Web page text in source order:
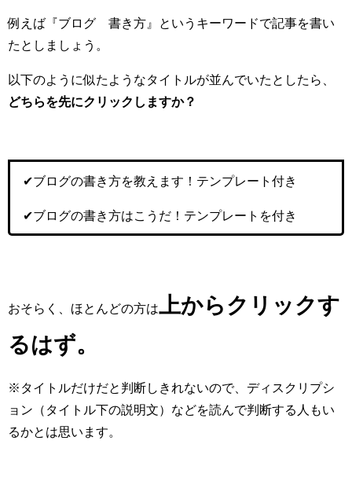
例えば『ブログ 書き方』というキーワードで記事を書い
たとしましょう。
以下のように似たようなタイトルが並んでいたとしたら、
どちらを先にクリックしますか？
✔︎ブログの書き方を教えます！テンプレート付き
✔︎ブログの書き方はこうだ！テンプレートを付き
おそらく、ほとんどの方は
上からクリックす
るはず。
※タイトルだけだと判断しきれないので、ディスクリプシ
ョン（タイトル下の説明文）などを読んで判断する人もい
るかとは思います。